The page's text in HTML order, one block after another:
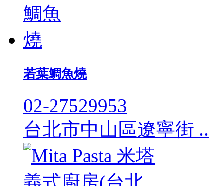
若葉鯛魚燒
02-27529953
台北市中山區遼寧街 ..